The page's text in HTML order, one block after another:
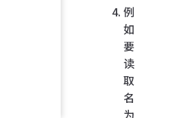
例
如
要
读
取
名
为